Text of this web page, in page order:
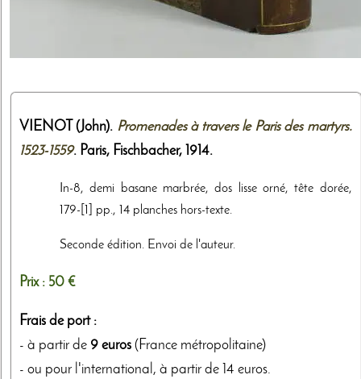
VIENOT (John). Promenades à travers le Paris des martyrs.
1523-1559. Paris, Fischbacher, 1914.
In-8, demi basane marbrée, dos lisse orné, tête dorée,
179-[1] pp., 14 planches hors-texte.
Seconde édition. Envoi de l'auteur.
Prix : 50 €
Frais de port :
- à partir de 9 euros (France métropolitaine)
- ou pour l'international, à partir de 14 euros.